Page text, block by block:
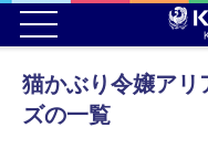
猫かぶり令嬢ア
ズの一覧